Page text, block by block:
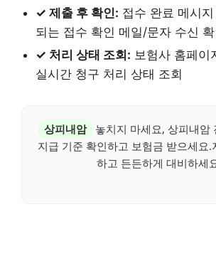
✓ 제출 후 확인: 접수 완료 메시
되는 접수 확인 메일/문자 수신 확
✓ 처리 상태 조회: 보험사 홈페이
실시간 청구 처리 상태 조회
상피내암
놓치지 마세요, 상피내암
지급 기준 확인하고 보험금 받으세요.
하고 든든하게 대비하세